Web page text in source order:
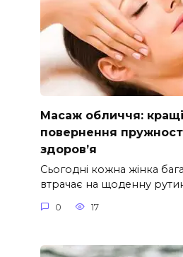
Масаж обличчя:
повернення
здоров’я
Сьогодні кожна жінка
втрачає на щоденну
0 17